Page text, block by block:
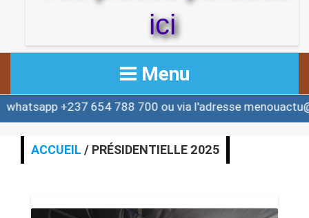
ici
Menu
ACCUEIL
ACTUALITE
654 788 700 ou via l'adresse
ACCUEIL / PRÉSIDENTIELLE 2025